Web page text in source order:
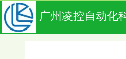
广州凌控自动化